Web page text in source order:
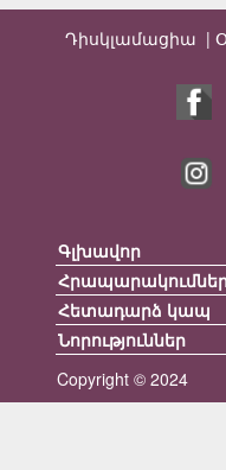
Դիսկլամացիա |
Copyright © 2024
Գլխավոր
Հետադարձ կապ
Նորություններ